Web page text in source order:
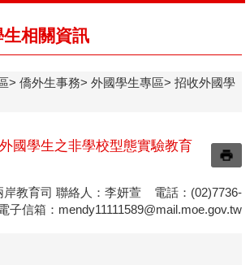
相關資訊
僑外生事務 外國學生專區
招收外國學
國學生之非學校型態實驗教育
岸教育司 聯絡人：李妍萱 電話：(02)7736-
子信箱： mendy11111589@mail.moe.gov.tw